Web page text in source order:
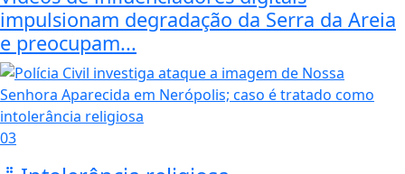
impulsionam degradação da Serra da Areia
e preocupam...
03